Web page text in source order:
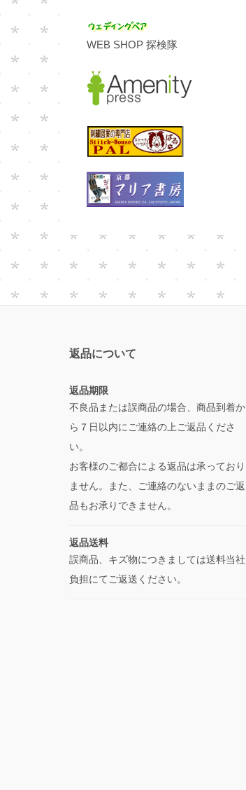
WEB SHOP 探検隊
返品について
返品期限
不良品または誤商品の場合、商品到着か
ら７日以内にご連絡の上ご返品くださ
い。
お客様のご都合による返品は承っており
ません。また、ご連絡のないままのご返
品もお承りできません。
返品送料
誤商品、キズ物につきましては送料当社
負担にてご返送ください。